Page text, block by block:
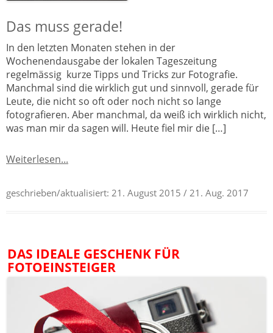
Das muss gerade!
In den letzten Monaten stehen in der
Wochenendausgabe der lokalen Tageszeitung
regelmässig kurze Tipps und Tricks zur Fotografie.
Manchmal sind die wirklich gut und sinnvoll, gerade für
Leute, die nicht so oft oder noch nicht so lange
fotografieren. Aber manchmal, da weiß ich wirklich nicht,
was man mir da sagen will. Heute fiel mir die […]
Weiterlesen...
geschrieben/aktualisiert: 21. August 2015 / 21. Aug. 2017
DAS IDEALE GESCHENK FÜR
FOTOEINSTEIGER